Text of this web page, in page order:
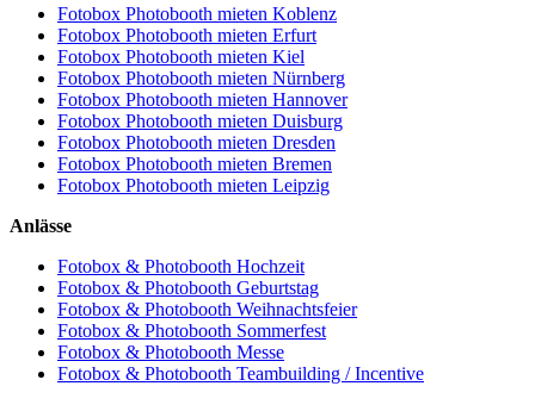
Fotobox Photobooth mieten Koblenz
Fotobox Photobooth mieten Erfurt
Fotobox Photobooth mieten Kiel
Fotobox Photobooth mieten Nürnberg
Fotobox Photobooth mieten Hannover
Fotobox Photobooth mieten Duisburg
Fotobox Photobooth mieten Dresden
Fotobox Photobooth mieten Bremen
Fotobox Photobooth mieten Leipzig
Anlässe
Fotobox & Photobooth Hochzeit
Fotobox & Photobooth Geburtstag
Fotobox & Photobooth Weihnachtsfeier
Fotobox & Photobooth Sommerfest
Fotobox & Photobooth Messe
Fotobox & Photobooth Teambuilding / Incentive